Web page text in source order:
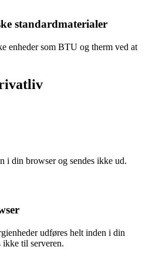
standardmaterialer
enheder som BTU og therm ved at
i din browser og sendes ikke ud.
udføres helt inden i din
ikke til serveren.